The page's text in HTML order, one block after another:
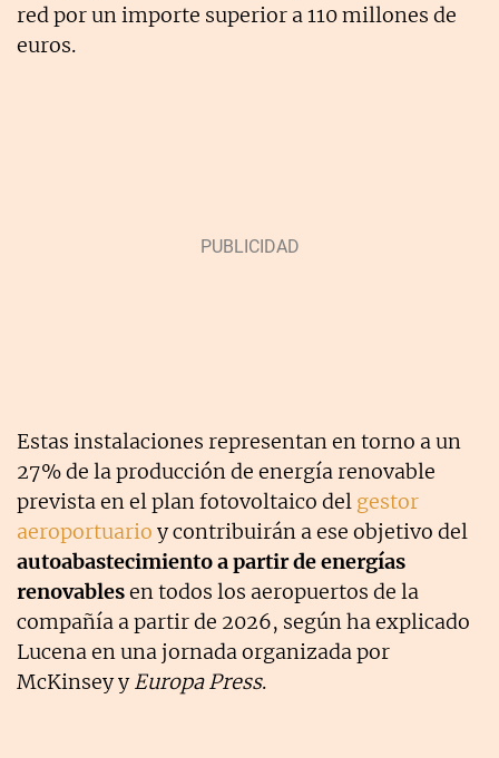
red por un importe superior a 110 millones de
euros.
Estas instalaciones representan en torno a un
27% de la producción de energía renovable
prevista en el plan fotovoltaico del gestor
aeroportuario y contribuirán a ese objetivo del
autoabastecimiento a partir de energías
renovablesen todos los aeropuertos de la
compañía a partir de 2026, según ha explicado
Lucena en una jornada organizada por
McKinsey yEuropa Press.